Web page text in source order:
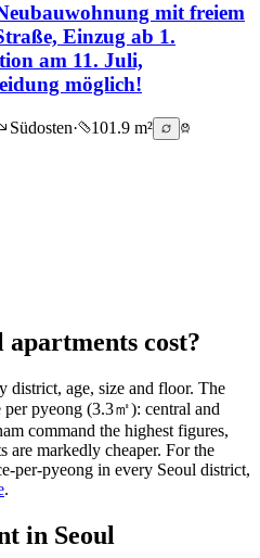
mit freiem
Einzug ab 1.
am 11. Juli,
möglich!
Südosten·
101.9 m²
apartments cost?
district, age, size and floor. The
pyeong (3.3㎡): central and
command the highest figures,
are markedly cheaper. For the
per-pyeong in every Seoul district,
.
in Seoul